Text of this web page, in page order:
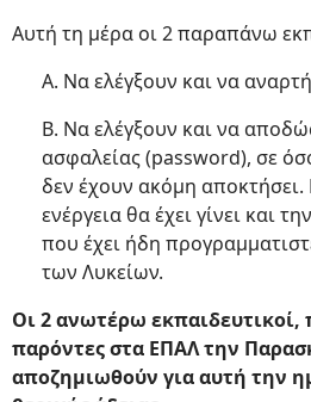
Αυτή τη μέρα οι 2 παραπάνω
Α. Να ελέγξουν και να
Β. Να ελέγξουν και να
ασφαλείας (password), σε
δεν έχουν ακόμη αποκτήσει.
ενέργεια θα έχει γίνει και
που έχει ήδη
των Λυκείων.
Οι 2 ανωτέρω εκπαιδευτικοί,
παρόντες στα ΕΠΑΛ την
αποζημιωθούν για αυτή την